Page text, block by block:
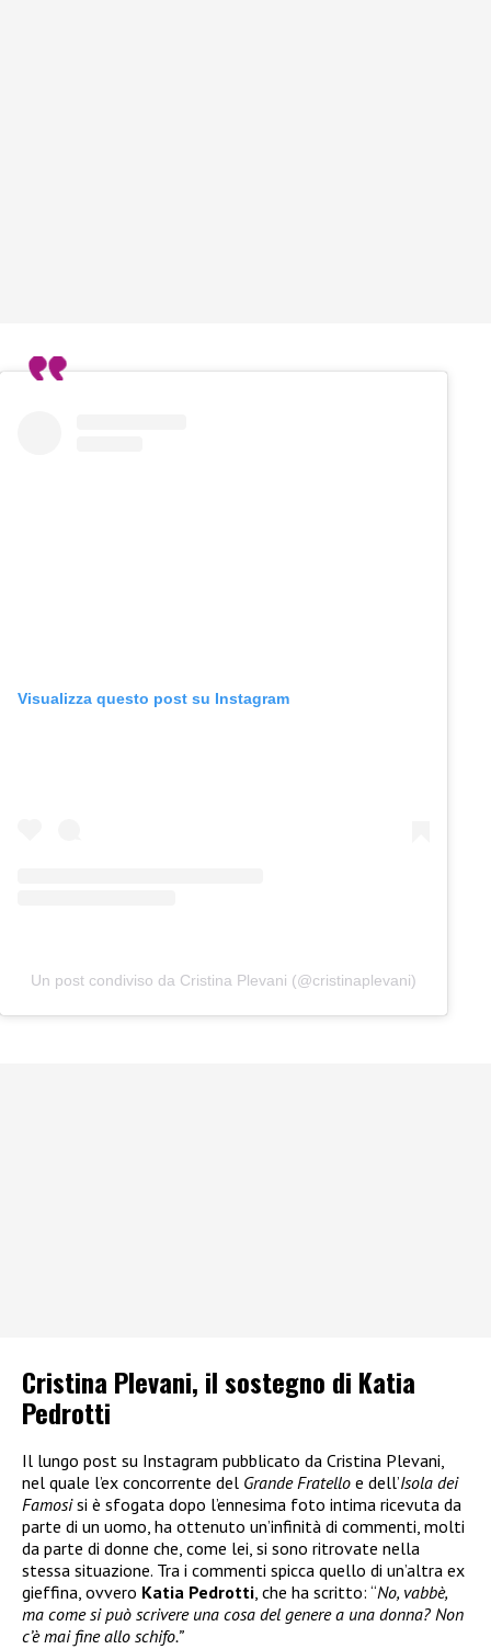
Visualizza questo post su Instagram
Un post condiviso da Cristina Plevani (@cristinaplevani)
Cristina Plevani, il sostegno di Katia
Pedrotti
Il lungo post su Instagram pubblicato da Cristina Plevani,
nel quale l’ex concorrente del Grande Fratello e dell’Isola dei
Famosisi è sfogata dopo l’ennesima foto intima ricevuta da
parte di un uomo, ha ottenuto un’infinità di commenti, molti
da parte di donne che, come lei, si sono ritrovate nella
stessa situazione. Tra i commenti spicca quello di un’altra ex
gieffina, ovvero Katia Pedrotti, che ha scritto: “No, vabbè,
ma come si può scrivere una cosa del genere a una donna? Non
c’è mai fine allo schifo.”